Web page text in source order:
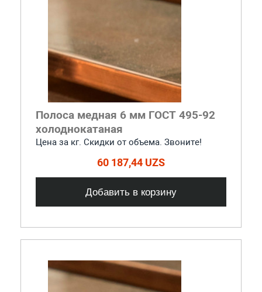
Полоса медная 6 мм ГОСТ 495-92
холоднокатаная
Цена за кг. Скидки от объема. Звоните!
60 187,44 UZS
Добавить в корзину